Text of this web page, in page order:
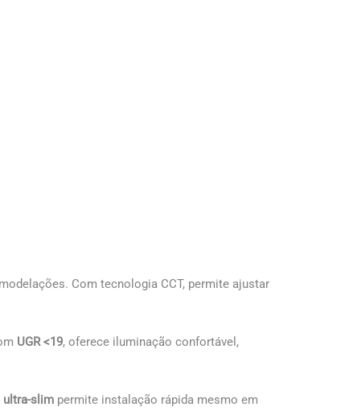
Com tecnologia CCT, permite ajustar
UGR <19, oferece iluminação confortável,
ultra-slim permite instalação rápida mesmo em